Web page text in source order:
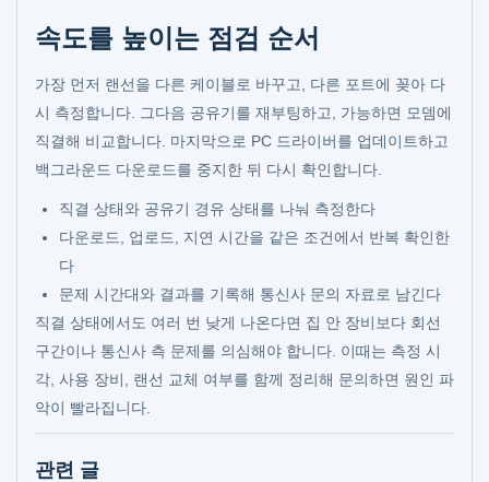
속도를 높이는 점검 순서
가장 먼저 랜선을 다른 케이블로 바꾸고, 다른 포트에 꽂아 다
시 측정합니다. 그다음 공유기를 재부팅하고, 가능하면 모뎀에
직결해 비교합니다. 마지막으로 PC 드라이버를 업데이트하고
백그라운드 다운로드를 중지한 뒤 다시 확인합니다.
직결 상태와 공유기 경유 상태를 나눠 측정한다
다운로드, 업로드, 지연 시간을 같은 조건에서 반복 확인한
다
문제 시간대와 결과를 기록해 통신사 문의 자료로 남긴다
직결 상태에서도 여러 번 낮게 나온다면 집 안 장비보다 회선
구간이나 통신사 측 문제를 의심해야 합니다. 이때는 측정 시
각, 사용 장비, 랜선 교체 여부를 함께 정리해 문의하면 원인 파
악이 빨라집니다.
관련 글